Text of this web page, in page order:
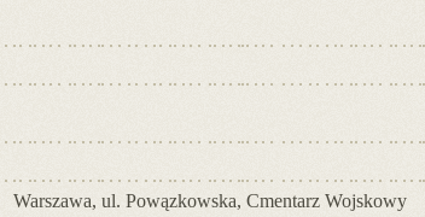
Warszawa, ul. Powązkowska, Cmentarz Wojskowy